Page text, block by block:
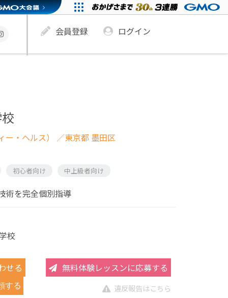
会員登録 ログイン
・ヘルス） ／東京都 墨田区
初心者向け 中上級者向け
術を完全個別指導
校
せる 無料体験レッスンに応募する
する 違反報告はこちら